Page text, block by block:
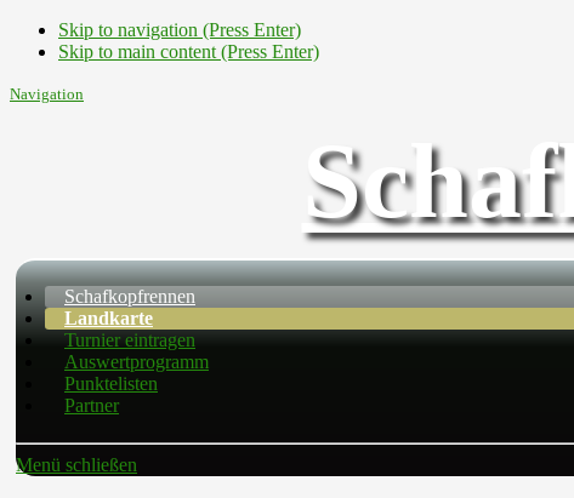
Skip to navigation (Press Enter)
Skip to main content (Press Enter)
Navigation
Schafkopfrennen
Landkarte
Turnier eintragen
Auswertprogramm
Punktelisten
Partner
Menü schließen